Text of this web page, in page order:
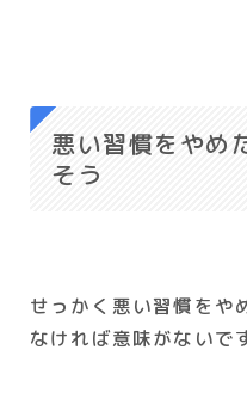
悪い習慣をやめ
そう
せっかく悪い習慣をや
なければ意味がないで